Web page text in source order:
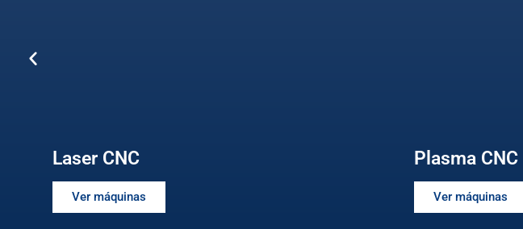
Laser CNC
Ver máquinas
Plasma CNC
Ver máquinas